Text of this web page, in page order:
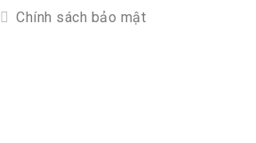
Chính sách bảo mật